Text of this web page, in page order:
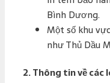
Bình Dương.
Một số khu
như Thủ Dầu
2.Thông tin về các